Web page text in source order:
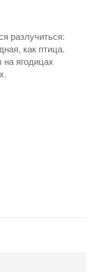
разлучиться:
как птица.
ягодицах